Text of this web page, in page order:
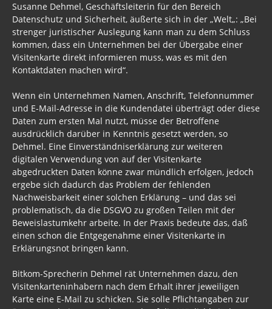
Susanne Dehmel, Geschäftsleiterin für den Bereich
Datenschutz und Sicherheit, äußerte sich in der „Welt„: „Bei
strenger juristischer Auslegung kann man zu dem Schluss
kommen, dass ein Unternehmen bei der Übergabe einer
Visitenkarte direkt informieren muss, was es mit den
Kontaktdaten machen wird“.
Wenn ein Unternehmen Namen, Anschrift, Telefonnummer
und E-Mail-Adresse in die Kundendatei überträgt oder diese
Daten zum ersten Mal nutzt, müsse der Betroffene
ausdrücklich darüber in Kenntnis gesetzt werden, so
Dehmel. Eine Einverständniserklärung zur weiteren
digitalen Verwendung von auf der Visitenkarte
abgedruckten Daten könne zwar mündlich erfolgen, jedoch
ergebe sich dadurch das Problem der fehlenden
Nachweisbarkeit einer solchen Erklärung – und das sei
problematisch, da die DSGVO zu großen Teilen mit der
Beweislastumkehr arbeite. In der Praxis bedeute das, daß
einen schon die Entgegenahme einer Visitenkarte in
Erklärungsnot bringen kann.
Bitkom-Sprecherin Dehmel rät Unternehmen dazu, den
Visitenkarteninhabern nach dem Erhalt ihrer jeweiligen
Karte eine E-Mail zu schicken. Sie solle Pflichtangaben zur